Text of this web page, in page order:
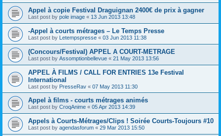
Appel à copie Festival Draguignan 2400€ de prix à gagner
Last post by pole image « 13 Jun 2013 13:48
-Appel à courts métrages – Le Temps Presse
Last post by Letempspresse « 03 Jun 2013 11:38
(Concours/Festival) APPEL A COURT-METRAGE
Last post by Assomptionbellevue « 21 May 2013 13:56
APPEL À FILMS / CALL FOR ENTRIES 13e Festival
International
Last post by PresseRav « 07 May 2013 11:30
Appel à films - courts métrages animés
Last post by CroqAnime « 05 Apr 2013 14:39
Appels à Courts-Métrages/Clips ! Soirée Courts-Toujours #10
Last post by agendasforum « 29 Mar 2013 15:50